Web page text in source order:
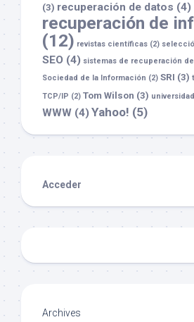
(3) recuperación de datos (4)
recuperación de
(12) revistas científicas (2)
SEO (4) sistemas de recuperación
Sociedad de la Información (2) SRI (3)
TCP/IP (2) Tom Wilson (3)
WWW (4)Yahoo! (5)
Acceder
Archives